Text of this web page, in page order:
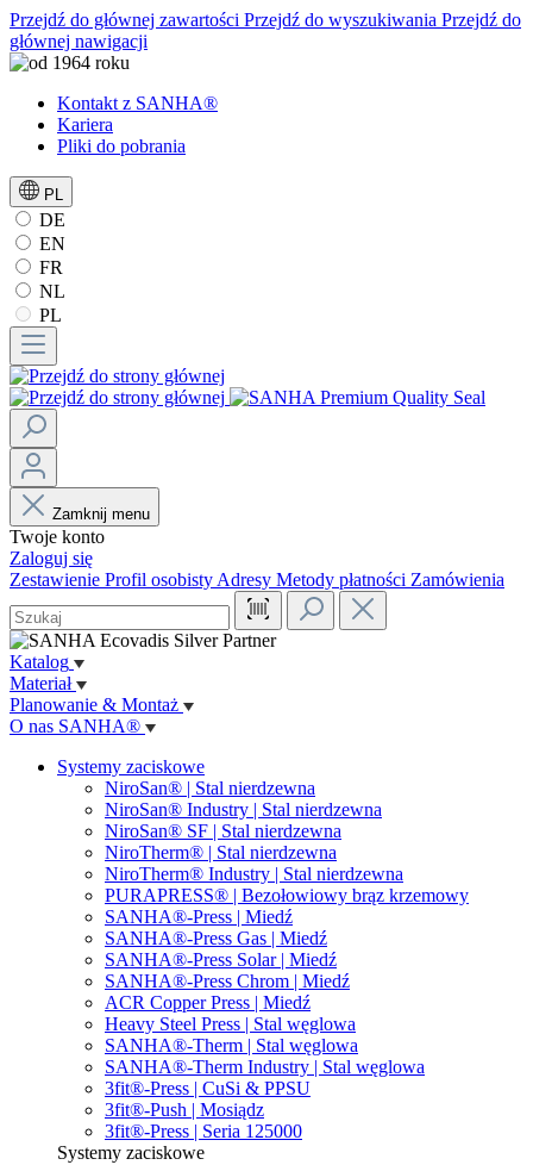
Przejdź do głównej zawartości Przejdź do wyszukiwania Przejdź do
głównej nawigacji
Kontakt z SANHA®
Kariera
Pliki do pobrania
PL
DE
EN
FR
NL
PL
Zamknij menu
Twoje konto
Zaloguj się
Zestawienie Profil osobisty Adresy Metody płatności Zamówienia
Katalog
Materiał
Planowanie & Montaż
O nas SANHA®
Systemy zaciskowe
NiroSan® | Stal nierdzewna
NiroSan® Industry | Stal nierdzewna
NiroSan® SF | Stal nierdzewna
NiroTherm® | Stal nierdzewna
NiroTherm® Industry | Stal nierdzewna
PURAPRESS® | Bezołowiowy brąz krzemowy
SANHA®-Press | Miedź
SANHA®-Press Gas | Miedź
SANHA®-Press Solar | Miedź
SANHA®-Press Chrom | Miedź
ACR Copper Press | Miedź
Heavy Steel Press | Stal węglowa
SANHA®-Therm | Stal węglowa
SANHA®-Therm Industry | Stal węglowa
3fit®-Press | CuSi & PPSU
3fit®-Push | Mosiądz
3fit®-Press | Seria 125000
Systemy zaciskowe